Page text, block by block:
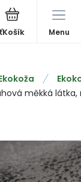
Menu
měkká